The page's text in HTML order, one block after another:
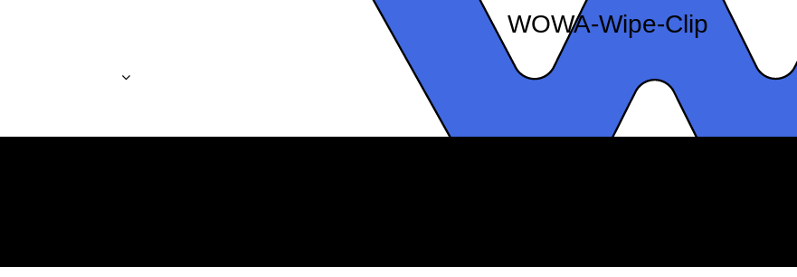
WOWA-Wipe-Clip